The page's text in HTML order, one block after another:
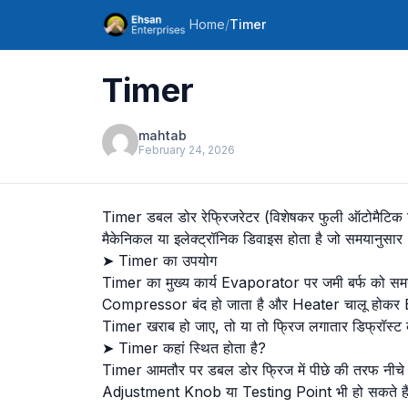
Home/Timer
Timer
mahtab
February 24, 2026
Timer डबल डोर रेफ्रिजरेटर (विशेषकर फुली
मैकेनिकल या इलेक्ट्रॉनिक डिवाइस होता है जो
➤ Timer का उपयोग
Timer का मुख्य कार्य Evaporator पर जमी बर्फ को
Compressor बंद हो जाता है और Heater चालू होकर
Timer खराब हो जाए, तो या तो फ्रिज लगातार
➤ Timer कहां स्थित होता है?
Timer आमतौर पर डबल डोर फ्रिज में पीछे की तरफ
Adjustment Knob या Testing Point भी हो सकते